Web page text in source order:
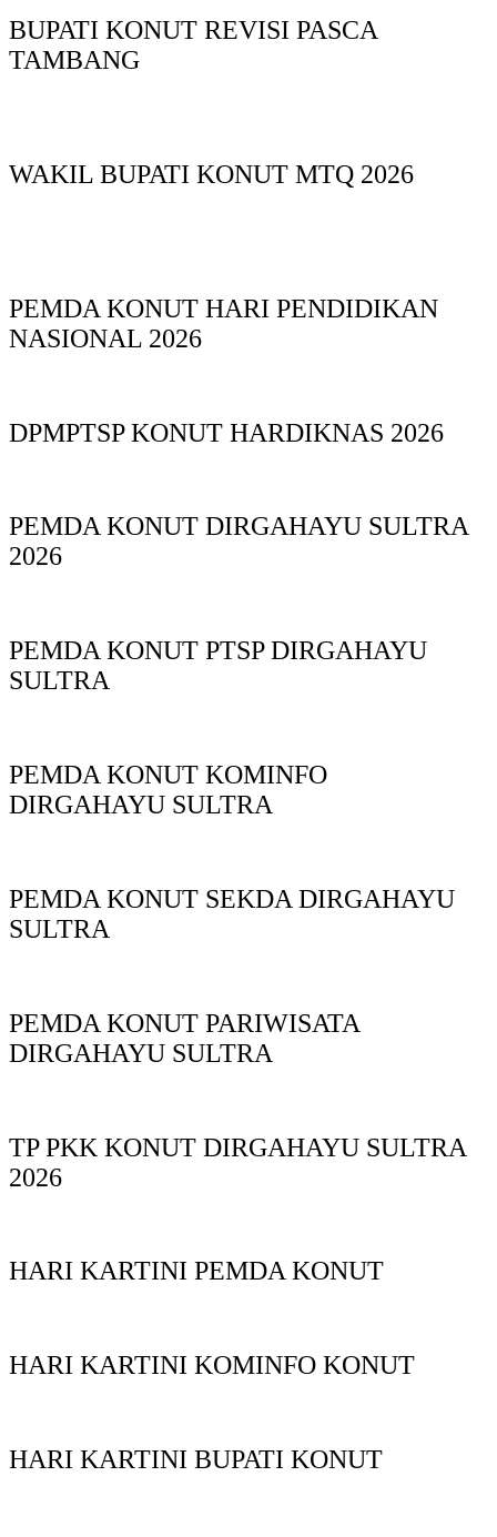
BUPATI KONUT REVISI PASCA
TAMBANG
WAKIL BUPATI KONUT MTQ 2026
PEMDA KONUT HARI PENDIDIKAN
NASIONAL 2026
DPMPTSP KONUT HARDIKNAS 2026
PEMDA KONUT DIRGAHAYU SULTRA
2026
PEMDA KONUT PTSP DIRGAHAYU
SULTRA
PEMDA KONUT KOMINFO
DIRGAHAYU SULTRA
PEMDA KONUT SEKDA DIRGAHAYU
SULTRA
PEMDA KONUT PARIWISATA
DIRGAHAYU SULTRA
TP PKK KONUT DIRGAHAYU SULTRA
2026
HARI KARTINI PEMDA KONUT
HARI KARTINI KOMINFO KONUT
HARI KARTINI BUPATI KONUT